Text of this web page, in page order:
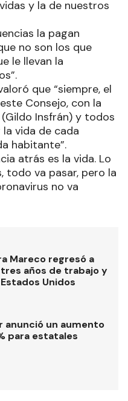
y la de nuestros
la pagan
no son los que
le llevan la
que “siempre, el
Consejo, con la
Insfrán) y todos
vida de cada
habitante”.
atrás es la vida. Lo
todo va pasar, pero la
no va
Mareco regresó a
años de trabajo y
Unidos
anunció un aumento
para estatales